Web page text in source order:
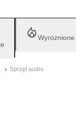
Wyróżnione
Sprzęt audio